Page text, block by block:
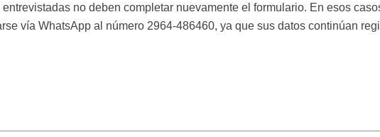
no deben completar nuevamente el formulario. En esos
vía WhatsApp al número 2964-486460, ya que sus datos continúan